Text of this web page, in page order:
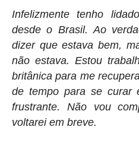
Infelizmente tenho
desde o Brasil. Ao
dizer que estava bem,
não estava. Estou
britânica para me
de tempo para se curar
frustrante. Não vou
voltarei em breve.